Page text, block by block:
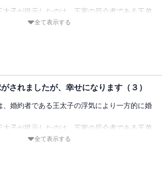
ールはリズと上手く話もできず、いつも自信
かれていく・・・・・・。
たポールは、あっという間に誰もが目を奪わ
、そんな夫にこれでもかと溺愛されて――！？
が自分の力で困難を乗り越えていくお話です。
してはならない。
太子が提示したのは、王家の厄介者である王弟
との結婚だった。
王太子をしのぐほどの強い魔力を持つ素晴らし
だそうで・・・・・・。
ないリズだったが、父の言葉を信じて、妻と
に育てることを決意する。
ールはリズと上手く話もできず、いつも自信
全て表示する
されましたが、幸せになります（３）
、婚約者である王太子の浮気により一方的に婚
太子が提示したのは、王家の厄介者である王弟
との結婚だった。
全て表示する